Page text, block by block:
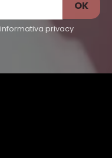
informativa privacy